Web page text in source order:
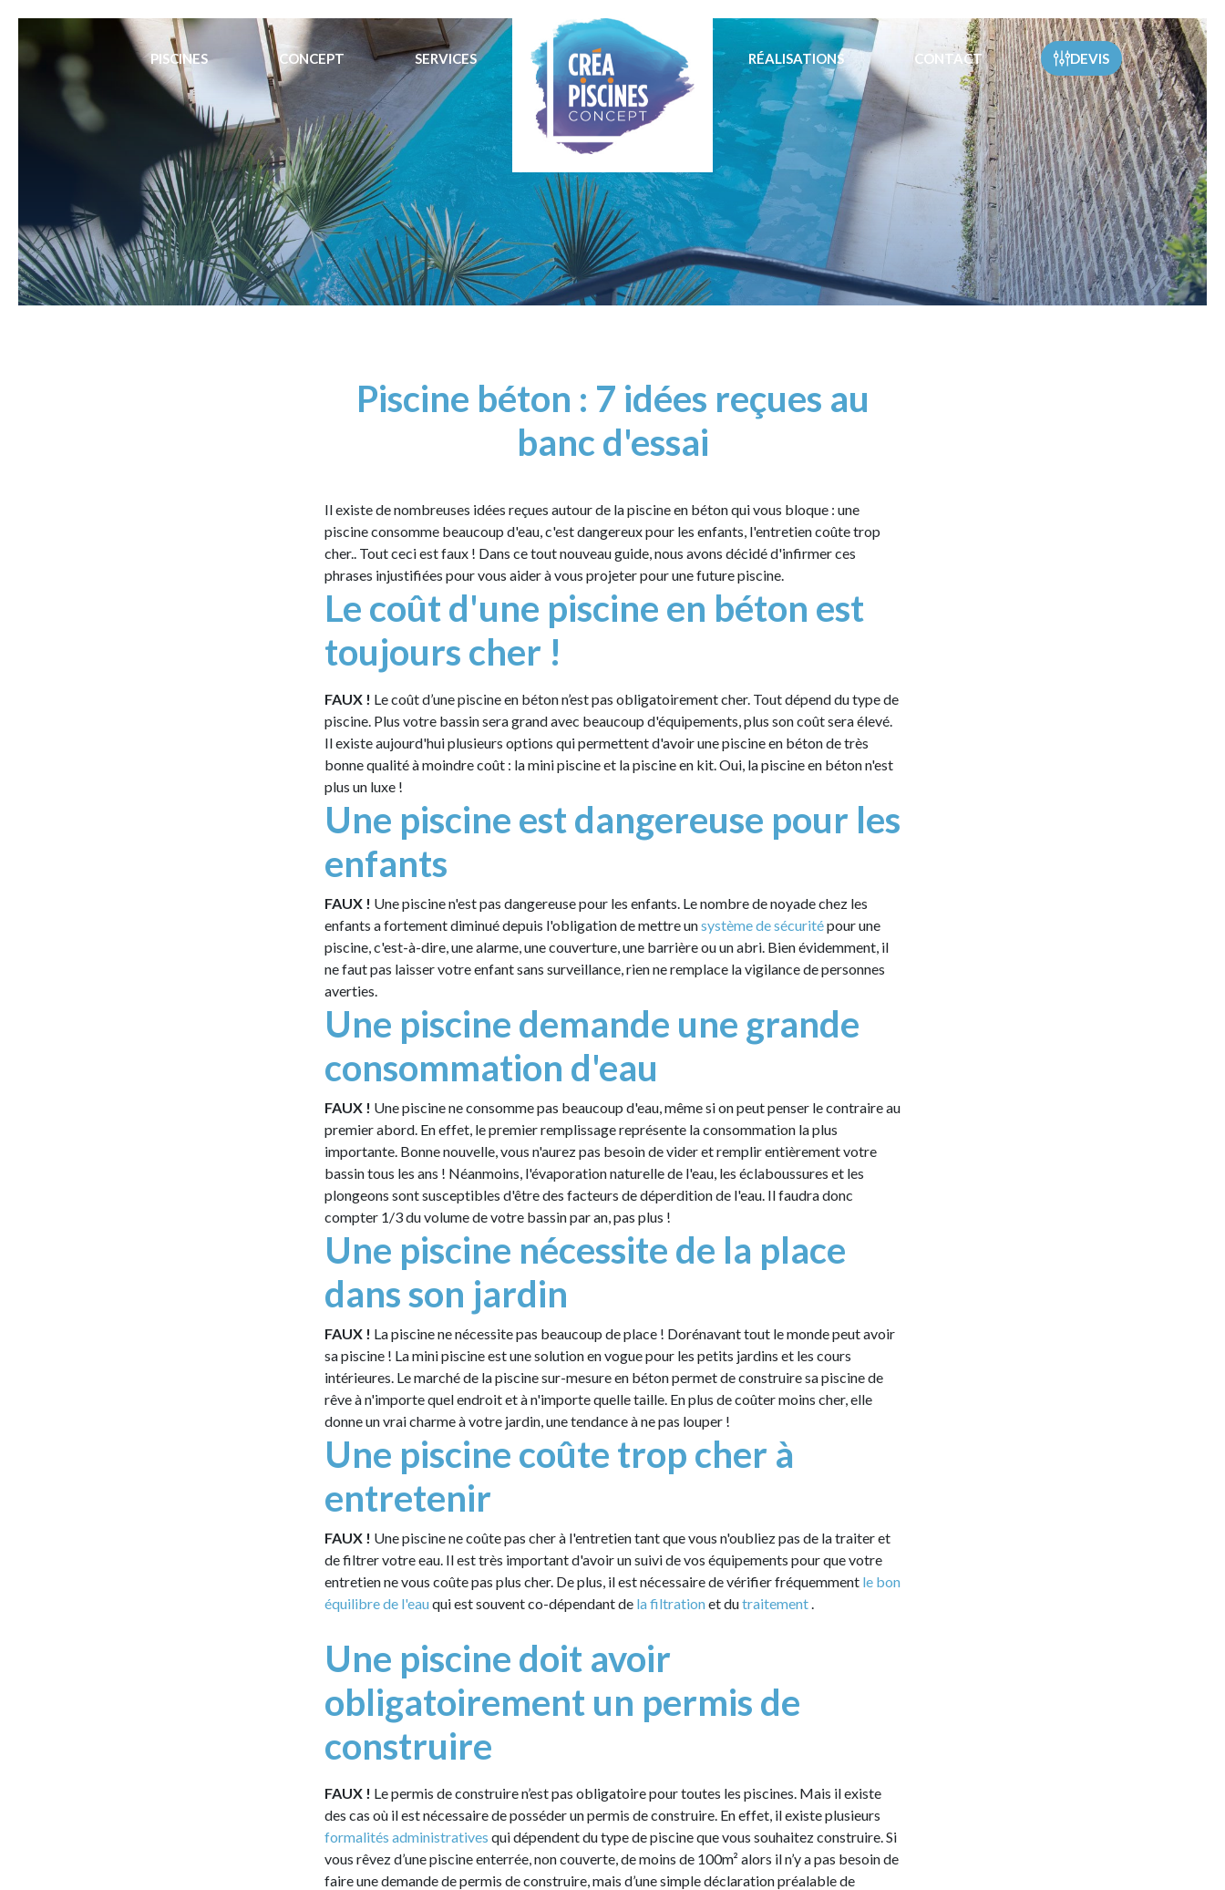
PISCINES CONCEPT SERVICES RÉALISATIONS CONTACT DEVIS
Piscine béton : 7 idées reçues au
banc d'essai
Il existe de nombreuses idées reçues autour de la piscine en béton qui vous bloque : une
piscine consomme beaucoup d'eau, c'est dangereux pour les enfants, l'entretien coûte trop
cher.. Tout ceci est faux ! Dans ce tout nouveau guide, nous avons décidé d'infirmer ces
phrases injustifiées pour vous aider à vous projeter pour une future piscine.
Le coût d'une piscine en béton est
toujours cher !
FAUX ! Le coût d’une piscine en béton n’est pas obligatoirement cher. Tout dépend du type de
piscine. Plus votre bassin sera grand avec beaucoup d'équipements, plus son coût sera élevé.
Il existe aujourd'hui plusieurs options qui permettent d'avoir une piscine en béton de très
bonne qualité à moindre coût : la mini piscine et la piscine en kit. Oui, la piscine en béton n'est
plus un luxe !
Une piscine est dangereuse pour les
enfants
FAUX ! Une piscine n'est pas dangereuse pour les enfants. Le nombre de noyade chez les
enfants a fortement diminué depuis l'obligation de mettre unsystème de sécuritépour une
piscine, c'est-à-dire, une alarme, une couverture, une barrière ou un abri. Bien évidemment, il
ne faut pas laisser votre enfant sans surveillance, rien ne remplace la vigilance de personnes
averties.
Une piscine demande une grande
consommation d'eau
FAUX ! Une piscine ne consomme pas beaucoup d'eau, même si on peut penser le contraire au
premier abord. En effet, le premier remplissage représente la consommation la plus
importante. Bonne nouvelle, vous n'aurez pas besoin de vider et remplir entièrement votre
bassin tous les ans ! Néanmoins, l'évaporation naturelle de l'eau, les éclaboussures et les
plongeons sont susceptibles d'être des facteurs de déperdition de l'eau. Il faudra donc
compter 1/3 du volume de votre bassin par an, pas plus !
Une piscine nécessite de la place
dans son jardin
FAUX ! La piscine ne nécessite pas beaucoup de place ! Dorénavant tout le monde peut avoir
sa piscine ! La mini piscine est une solution en vogue pour les petits jardins et les cours
intérieures. Le marché de la piscine sur-mesure en béton permet de construire sa piscine de
rêve à n'importe quel endroit et à n'importe quelle taille. En plus de coûter moins cher, elle
donne un vrai charme à votre jardin, une tendance à ne pas louper !
Une piscine coûte trop cher à
entretenir
FAUX ! Une piscine ne coûte pas cher à l'entretien tant que vous n'oubliez pas de la traiter et
de filtrer votre eau. Il est très important d'avoir un suivi de vos équipements pour que votre
entretien ne vous coûte pas plus cher. De plus, il est nécessaire de vérifier fréquemment le bon
équilibre de l'eauqui est souvent co-dépendant de la filtrationet dutraitement.
Une piscine doit avoir
obligatoirement un permis de
construire
FAUX ! Le permis de construire n’est pas obligatoire pour toutes les piscines. Mais il existe
des cas où il est nécessaire de posséder un permis de construire. En effet, il existe plusieurs
formalités administratives qui dépendent du type de piscine que vous souhaitez construire. Si
vous rêvez d’une piscine enterrée, non couverte, de moins de 100m² alors il n’y a pas besoin de
faire une demande de permis de construire, mais d’une simple déclaration préalable de